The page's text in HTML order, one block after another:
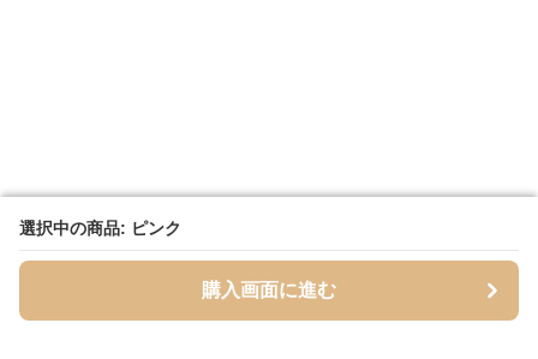
選択中の商品: ピンク
購入画面に進む
選択中の商品: ピンク
購入画面に進む